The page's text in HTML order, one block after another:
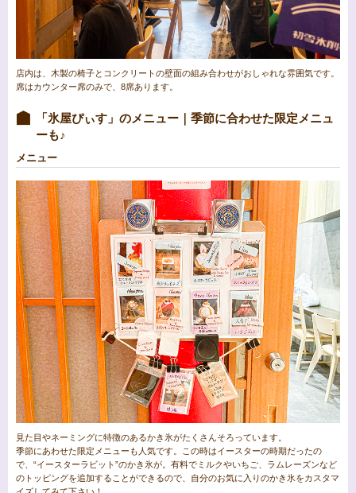
店内は、木製の椅子とコンクリートの壁面の組み合わせがおしゃれな雰囲気です。
席はカウンター席のみで、8席あります。
「氷屋ぴぃす」のメニュー｜季節に合わせた限定メニュ
ーも♪
メニュー
見た目やネーミングに特徴のあるかき氷がたくさんそろっています。
季節にあわせた限定メニューも人気です。この時はイースターの時期だったの
で、“イースターラビット”のかき氷が。有料でミルクやいちご、ラムレーズンなど
のトッピングを追加することができるので、自分のお気に入りのかき氷をカスタマ